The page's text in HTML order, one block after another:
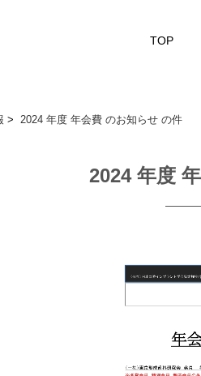
TOP
> 2024 年度 年会費 のお知らせ の件
2024 年度